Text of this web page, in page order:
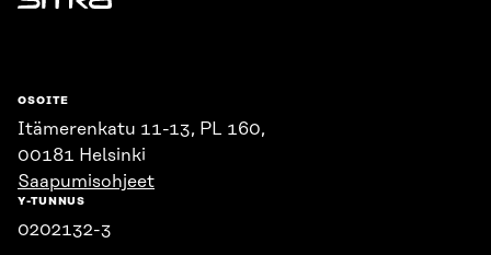
Sitra
OSOITE
Itämerenkatu 11-13, PL 160,
00181 Helsinki
Saapumisohjeet
Y-TUNNUS
0202132-3